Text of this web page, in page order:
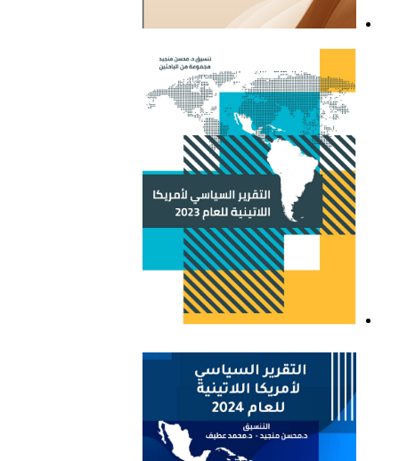
اللاتينية للعام 2023